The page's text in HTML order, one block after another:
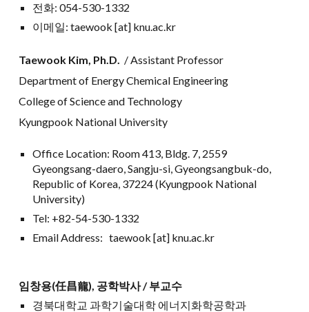
전화: 054-530-1332
이메일:taewook [at] knu.ac.kr
Taewook Kim, Ph.D. / Assistant Professor
Department of Energy Chemical Engineering
College of Science and Technology
Kyungpook National University
Office Location: Room 413, Bldg. 7, 2559
Gyeongsang-daero, Sangju-si, Gyeongsangbuk-do,
Republic of Korea, 37224 (Kyungpook National
University)
Tel: +82-54-530-1332
Email Address:taewook [at] knu.ac.kr
임창용(任昌龍), 공학박사 /부교수
경북대학교 과학기술대학 에너지화학공학과